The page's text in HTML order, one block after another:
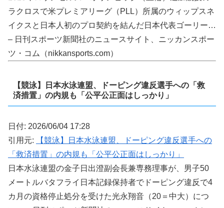
ラクロスで米プレミアリーグ（PLL）所属のウィップスネ
イクスと日本人初のプロ契約を結んだ日本代表ゴーリー…
– 日刊スポーツ新聞社のニュースサイト、ニッカンスポー
ツ・コム（nikkansports.com）
【競泳】日本水泳連盟、ドーピング違反選手への「救
済措置」の内規も「公平公正面はしっかり」
日付: 2026/06/04 17:28
引用元:
【競泳】日本水泳連盟、ドーピング違反選手への
「救済措置」の内規も「公平公正面はしっかり」
日本水泳連盟の金子日出澄副会長兼専務理事が、男子50
メートルバタフライ日本記録保持者でドーピング違反で4
カ月の資格停止処分を受けた光永翔音（20＝中大）につ